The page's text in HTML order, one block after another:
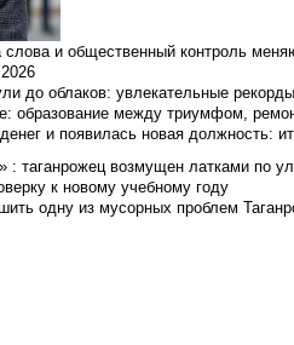
слова и общественный контроль
до облаков: увлекательные
образование между триумфом,
и появилась новая должность:
: таганрожец возмущен латками по
к новому учебному году
одну из мусорных проблем